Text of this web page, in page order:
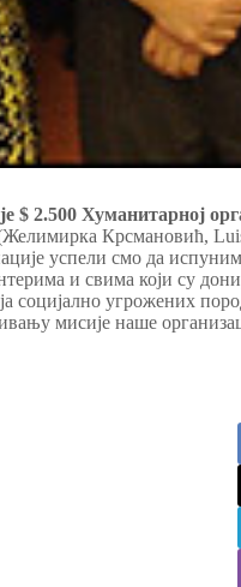
$ 2.500 Хуманитарној
Крсмановић,
успели смо да
и свима који су
социјално угрожених
мисије наше